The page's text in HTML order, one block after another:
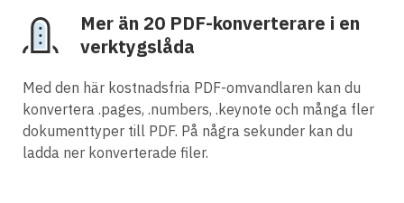
Mer än 20 PDF-konverterare i en
verktygslåda
Med den här kostnadsfria PDF-omvandlaren kan du
konvertera .pages, .numbers, .keynote och många fler
dokumenttyper till PDF. På några sekunder kan du
ladda ner konverterade filer.